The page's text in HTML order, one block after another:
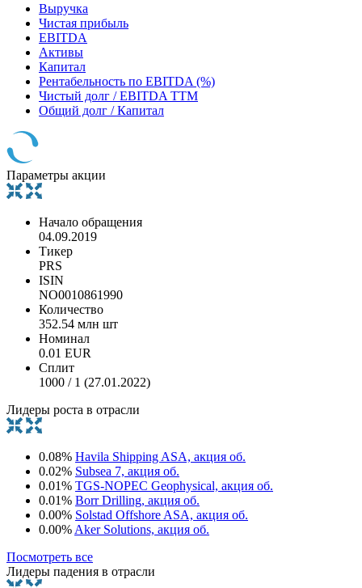
Выручка
Чистая прибыль
EBITDA
Активы
Капитал
Рентабельность по EBITDA (%)
Чистый долг / EBITDA TTM
Общий долг / Капитал
Параметры акции
Начало обращения
04.09.2019
Тикер
PRS
ISIN
NO0010861990
Количество
352.54 млн шт
Номинал
0.01 EUR
Сплит
1000 / 1 (27.01.2022)
Лидеры роста в отрасли
0.08% Havila Shipping ASA, акция об.
0.02% Subsea 7, акция об.
0.01% TGS-NOPEC Geophysical, акция об.
0.01% Borr Drilling, акция об.
0.00% Solstad Offshore ASA, акция об.
0.00% Aker Solutions, акция об.
Посмотреть все
Лидеры падения в отрасли